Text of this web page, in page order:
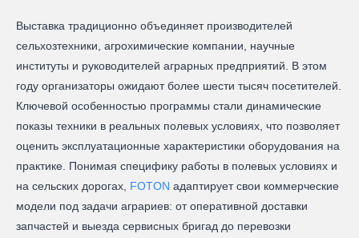
Выставка традиционно объединяет производителей
сельхозтехники, агрохимические компании, научные
институты и руководителей аграрных предприятий. В этом
году организаторы ожидают более шести тысяч посетителей.
Ключевой особенностью программы стали динамические
показы техники в реальных полевых условиях, что позволяет
оценить эксплуатационные характеристики оборудования на
практике. Понимая специфику работы в полевых условиях и
на сельских дорогах, FOTON адаптирует свои коммерческие
модели под задачи аграриев: от оперативной доставки
запчастей и выезда сервисных бригад до перевозки